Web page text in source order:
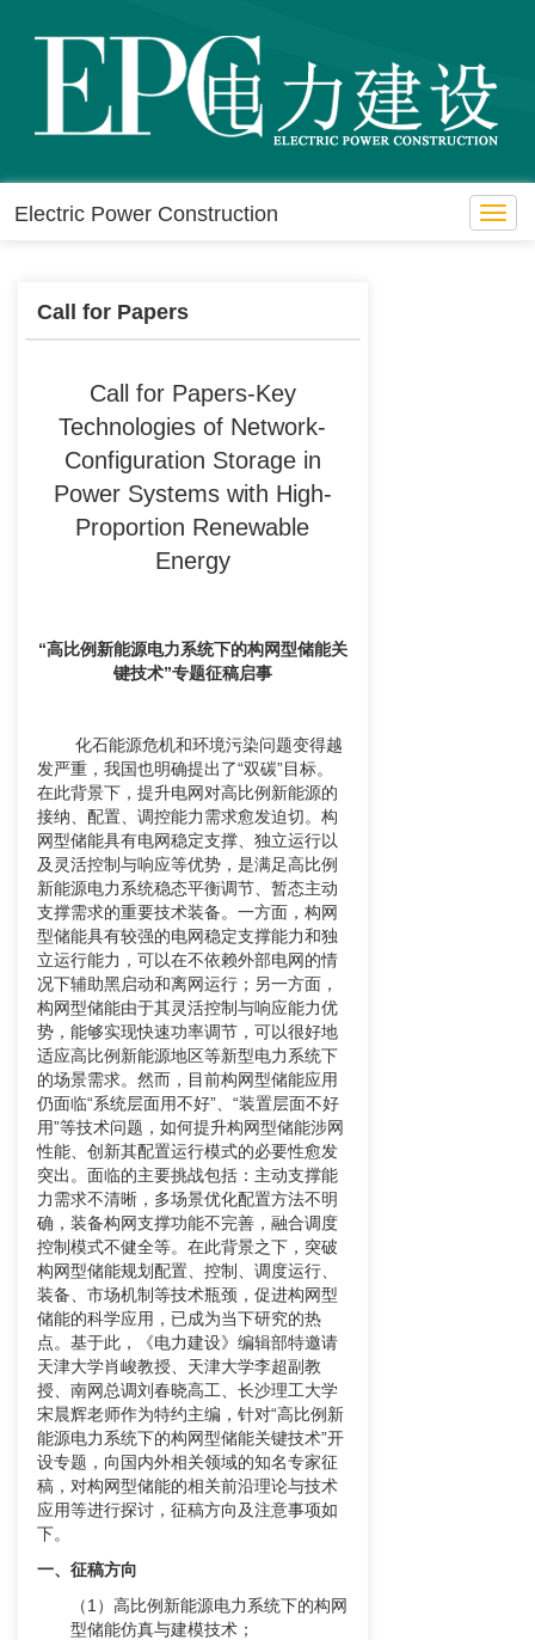
Electric Power Construction
Call for Papers
Call for Papers-Key
Technologies of Network-
Configuration Storage in
Power Systems with High-
Proportion Renewable
Energy
“高比例新能源电力系统下的构网型储能关
键技术”专题征稿启事
化石能源危机和环境污染问题变得越
发严重，我国也明确提出了“双碳”目标。
在此背景下，提升电网对高比例新能源的
接纳、配置、调控能力需求愈发迫切。构
网型储能具有电网稳定支撑、独立运行以
及灵活控制与响应等优势，是满足高比例
新能源电力系统稳态平衡调节、暂态主动
支撑需求的重要技术装备。一方面，构网
型储能具有较强的电网稳定支撑能力和独
立运行能力，可以在不依赖外部电网的情
况下辅助黑启动和离网运行；另一方面，
构网型储能由于其灵活控制与响应能力优
势，能够实现快速功率调节，可以很好地
适应高比例新能源地区等新型电力系统下
的场景需求。然而，目前构网型储能应用
仍面临“系统层面用不好”、“装置层面不好
用”等技术问题，如何提升构网型储能涉网
性能、创新其配置运行模式的必要性愈发
突出。面临的主要挑战包括：主动支撑能
力需求不清晰，多场景优化配置方法不明
确，装备构网支撑功能不完善，融合调度
控制模式不健全等。在此背景之下，突破
构网型储能规划配置、控制、调度运行、
装备、市场机制等技术瓶颈，促进构网型
储能的科学应用，已成为当下研究的热
点。基于此，《电力建设》编辑部特邀请
天津大学肖峻教授、天津大学李超副教
授、南网总调刘春晓高工、长沙理工大学
宋晨辉老师作为特约主编，针对“高比例新
能源电力系统下的构网型储能关键技术”开
设专题，向国内外相关领域的知名专家征
稿，对构网型储能的相关前沿理论与技术
应用等进行探讨，征稿方向及注意事项如
下。
一、征稿方向
（1）高比例新能源电力系统下的构网
型储能仿真与建模技术；